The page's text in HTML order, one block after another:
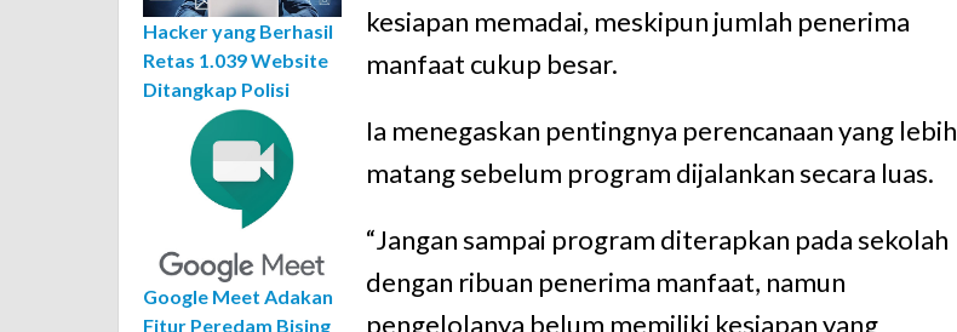
Hacker yang Berhasil
Retas 1.039 Website
Ditangkap Polisi
Google Meet Adakan
Fitur Peredam Bising
kesiapan memadai, meskipun jumlah penerima
manfaat cukup besar.
Ia menegaskan pentingnya perencanaan yang lebih
matang sebelum program dijalankan secara luas.
“Jangan sampai program diterapkan pada sekolah
dengan ribuan penerima manfaat, namun
pengelolanya belum memiliki kesiapan yang